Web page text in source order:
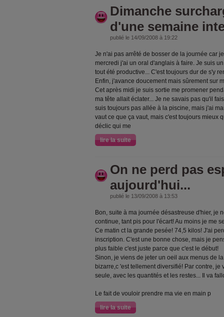
Dimanche
d'une semaine
publié le 14/09/2008 à 19:22
Je n'ai pas arrêté de bosser de la journée car
mercredi j'ai un oral d'anglais à faire. Je suis
tout été productive... C'est toujours dur de s'y
Enfin, j'avance doucement mais sûrement sur
Cet après midi je suis sortie me promener
ma tête allait éclater... Je ne savais pas qu'il
suis toujours pas allée à la piscine, mais j'ai
vaut ce que ça vaut, mais c'est toujours mieux
déclic qui me
lire la suite
On ne perd pas
aujourd'hui...
publié le 13/09/2008 à 13:53
Bon, suite à ma journée désastreuse d'hier, je
continue, tant pis pour l'écart! Au moins je me
Ce matin ct la grande pesée! 74,5 kilos! J'ai
inscription. C'est une bonne chose, mais je
plus faible c'est juste parce que c'est le début!
Sinon, je viens de jeter un oeil aux menus de
bizarre,c 'est tellement diversifié! Par contre,
seule, avec les quantités et les restes... Il va
Le fait de vouloir prendre ma vie en main p
lire la suite